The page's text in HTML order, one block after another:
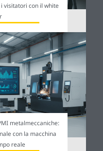
visitatori con il white
metalmeccaniche:
con la macchina
reale